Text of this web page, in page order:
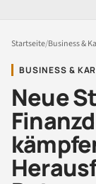
Startseite/Business &
BUSINESS &
Neue